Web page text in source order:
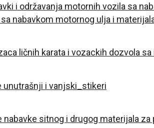
i održavanja motornih vozila sa
nabavkom motornog ulja i
ličnih karata i vozackih dozvola
unutrašnji i vanjski_stikeri
sitnog i drugog materijala